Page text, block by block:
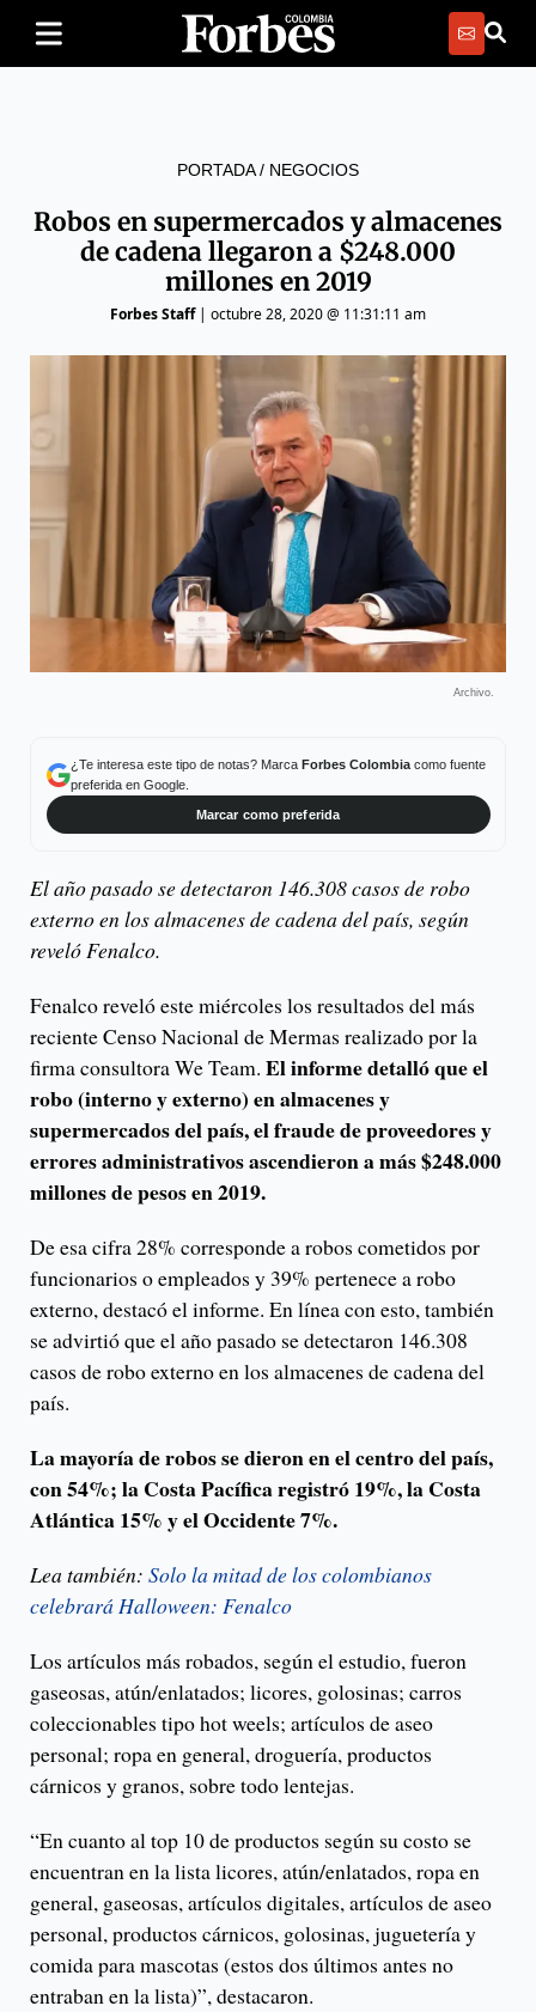
PORTADA/ NEGOCIOS
Robos en supermercados y almacenes
de cadena llegaron a $248.000
millones en 2019
Forbes Staff| octubre 28, 2020 @ 11:31:11 am
Archivo.
¿Te interesa este tipo de notas? Marca Forbes Colombiacomo fuente
preferida en Google.
Marcar como preferida
El año pasado se detectaron 146.308 casos de robo
externo en los almacenes de cadena del país, según
reveló Fenalco.
Fenalco reveló este miércoles los resultados del más
reciente Censo Nacional de Mermas realizado por la
firma consultora We Team. El informe detalló que el
robo (interno y externo) en almacenes y
supermercados del país, el fraude de proveedores y
errores administrativos ascendieron a más $248.000
millones de pesos en 2019.
De esa cifra 28% corresponde a robos cometidos por
funcionarios o empleados y 39% pertenece a robo
externo, destacó el informe. En línea con esto, también
se advirtió que el año pasado se detectaron 146.308
casos de robo externo en los almacenes de cadena del
país.
La mayoría de robos se dieron en el centro del país,
con 54%; la Costa Pacífica registró 19%, la Costa
Atlántica 15% y el Occidente 7%.
Lea también: Solo la mitad de los colombianos
celebrará Halloween: Fenalco
Los artículos más robados, según el estudio, fueron
gaseosas, atún/enlatados; licores, golosinas; carros
coleccionables tipo hot weels; artículos de aseo
personal; ropa en general, droguería, productos
cárnicos y granos, sobre todo lentejas.
“En cuanto al top 10 de productos según su costo se
encuentran en la lista licores, atún/enlatados, ropa en
general, gaseosas, artículos digitales, artículos de aseo
personal, productos cárnicos, golosinas, juguetería y
comida para mascotas (estos dos últimos antes no
entraban en la lista)”, destacaron.